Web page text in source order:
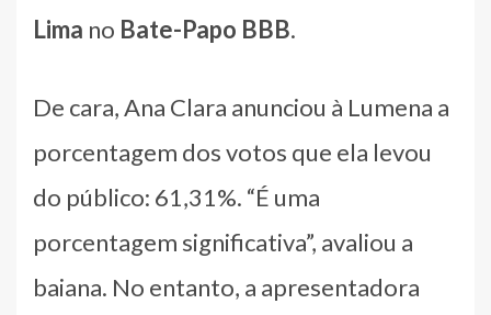
Lima no Bate-Papo BBB.
De cara, Ana Clara anunciou à Lumena a
porcentagem dos votos que ela levou
do público: 61,31%. “É uma
porcentagem significativa”, avaliou a
baiana. No entanto, a apresentadora